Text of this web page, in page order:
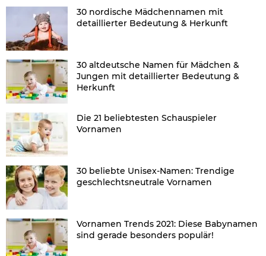
30 nordische Mädchennamen mit
detaillierter Bedeutung & Herkunft
30 altdeutsche Namen für Mädchen &
Jungen mit detaillierter Bedeutung &
Herkunft
Die 21 beliebtesten Schauspieler
Vornamen
30 beliebte Unisex-Namen: Trendige
geschlechtsneutrale Vornamen
Vornamen Trends 2021: Diese Babynamen
sind gerade besonders populär!